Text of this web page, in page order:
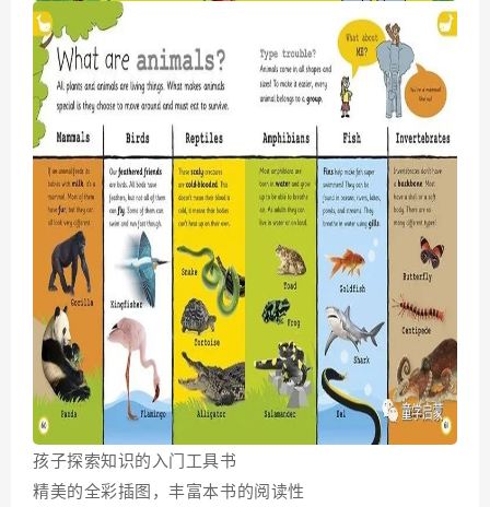
孩子探索知识的入门工具书
精美的全彩插图，丰富本书的阅读性